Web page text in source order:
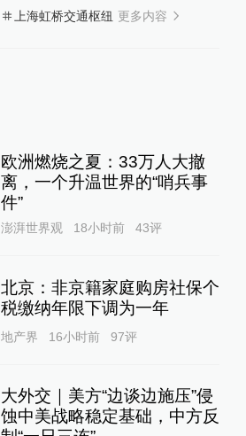
上海虹桥交通枢纽 更多内容
欧洲燃烧之夏：33万人大撤
离，一个升温世界的“哨兵事
件”
澎湃世界观 18小时前 43评
北京：非京籍家庭购房社保个
税缴纳年限下调为一年
地产界 16小时前 97评
大外交｜美方“边谈边施压”侵
蚀中美战略稳定基础，中方反